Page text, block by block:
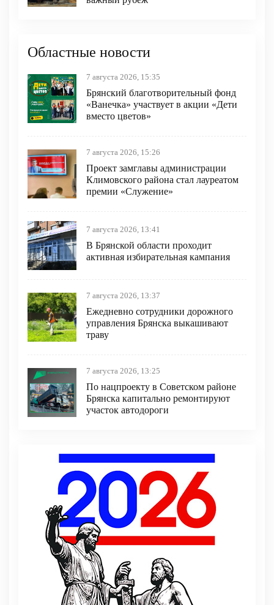
Областные новости
7 августа 2026, 15:35
Брянский благотворительный фонд
«Ванечка» участвует в акции «Дети
вместо цветов»
7 августа 2026, 15:26
Проект замглавы администрации
Климовского района стал лауреатом
премии «Служение»
7 августа 2026, 13:41
В Брянской области проходит
активная избирательная кампания
7 августа 2026, 13:37
Ежедневно сотрудники дорожного
управления Брянска выкашивают
траву
7 августа 2026, 13:25
По нацпроекту в Советском районе
Брянска капитально ремонтируют
участок автодороги